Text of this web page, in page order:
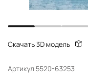
Скачать 3D модель
Артикул 5520-63253